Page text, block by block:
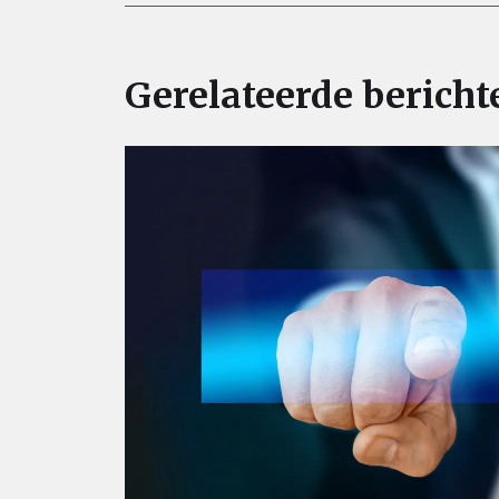
Gerelateerde